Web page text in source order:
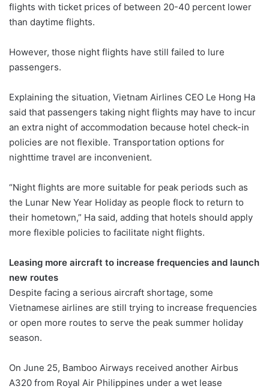
flights with ticket prices of between 20-40 percent lower
than daytime flights.
However, those night flights have still failed to lure
passengers.
Explaining the situation, Vietnam Airlines CEO Le Hong Ha
said that passengers taking night flights may have to incur
an extra night of accommodation because hotel check-in
policies are not flexible. Transportation options for
nighttime travel are inconvenient.
“Night flights are more suitable for peak periods such as
the Lunar New Year Holiday as people flock to return to
their hometown,” Ha said, adding that hotels should apply
more flexible policies to facilitate night flights.
Leasing more aircraft to increase frequencies and launch
new routes
Despite facing a serious aircraft shortage, some
Vietnamese airlines are still trying to increase frequencies
or open more routes to serve the peak summer holiday
season.
On June 25, Bamboo Airways received another Airbus
A320 from Royal Air Philippines under a wet lease